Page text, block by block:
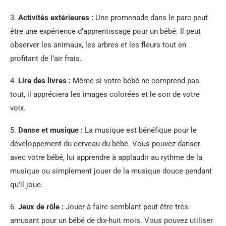
3. Activités extérieures : Une promenade dans le parc peut
être une expérience d’apprentissage pour un bébé. Il peut
observer les animaux, les arbres et les fleurs tout en
profitant de l’air frais.
4. Lire des livres : Même si votre bébé ne comprend pas
tout, il appréciera les images colorées et le son de votre
voix.
5. Danse et musique : La musique est bénéfique pour le
développement du cerveau du bébé. Vous pouvez danser
avec votre bébé, lui apprendre à applaudir au rythme de la
musique ou simplement jouer de la musique douce pendant
qu’il joue.
6. Jeux de rôle : Jouer à faire semblant peut être très
amusant pour un bébé de dix-huit mois. Vous pouvez utiliser